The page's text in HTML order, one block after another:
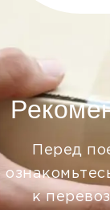
Перед
к